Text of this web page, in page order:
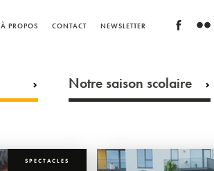
À PROPOS CONTACT NEWSLETTER
Notre saison scolaire
SPECTACLES